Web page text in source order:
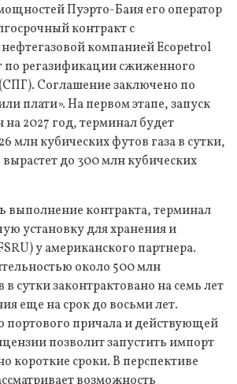
Пуэрто-Баия его оператор
контракт с
компанией Ecopetrol
по регазификации сжиженного
Соглашение заключено по
плати». На первом этапе, запуск
на 2027 год, терминал будет
млн кубических футов газа в сутки,
до 300 млн кубических
выполнение контракта, терминал
установку для хранения и
у американского партнера.
около 500 млн
сутки законтрактовано на семь лет
еще на срок до восьми лет.
портового причала и действующей
позволит запустить импорт
короткие сроки. В перспективе